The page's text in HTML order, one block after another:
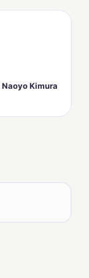
Naoyo Kimura